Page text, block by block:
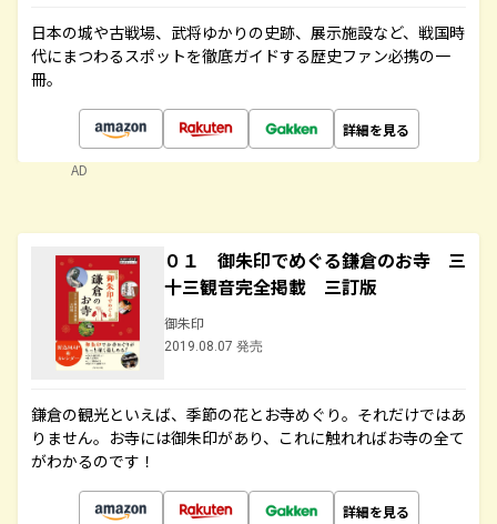
日本の城や古戦場、武将ゆかりの史跡、展示施設など、戦国時
代にまつわるスポットを徹底ガイドする歴史ファン必携の一
冊。
詳細を見る
AD
０１ 御朱印でめぐる鎌倉のお寺 三
十三観音完全掲載 三訂版
御朱印
2019.08.07 発売
鎌倉の観光といえば、季節の花とお寺めぐり。それだけではあ
りません。お寺には御朱印があり、これに触れればお寺の全て
がわかるのです！
詳細を見る